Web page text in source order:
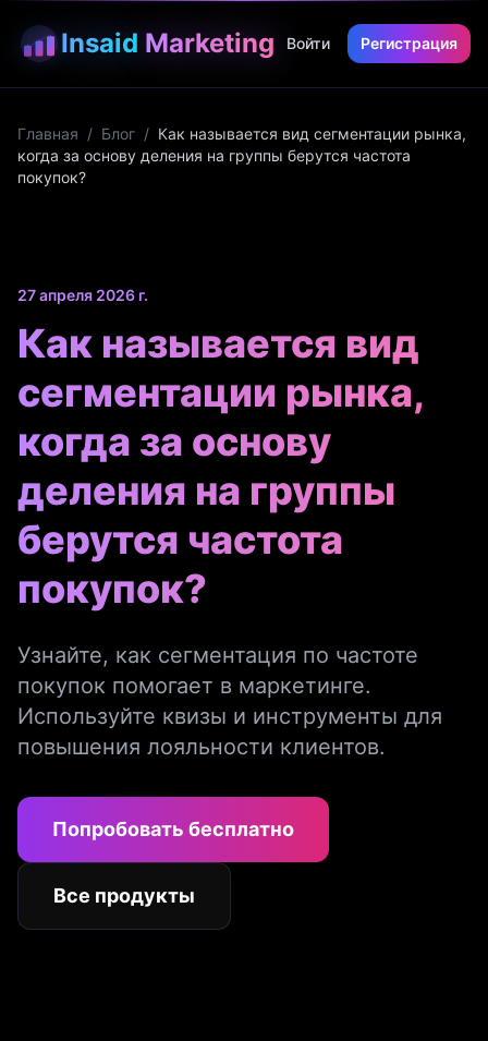
Insaid Marketing Войти Регистрация
Главная / Блог / Как называется вид сегментации рынка,
когда за основу деления на группы берутся частота
покупок?
27 апреля 2026 г.
Как называется вид
сегментации рынка,
когда за основу
деления на группы
берутся частота
покупок?
Узнайте, как сегментация по частоте
покупок помогает в маркетинге.
Используйте квизы и инструменты для
повышения лояльности клиентов.
Попробовать бесплатно
Все продукты